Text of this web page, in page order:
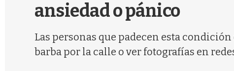
ansiedad o pánico
Las personas que padecen esta
barba por la calle o ver fotografías en